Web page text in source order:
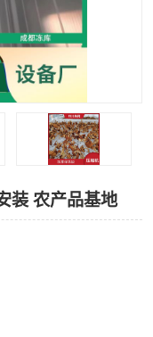
装 农产品基地
冻库组装
冻库
装，小型冻库造价
库，宜宾冻库设备